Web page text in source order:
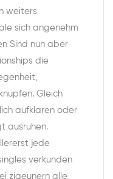
weiters
sich angenehm
Sind nun aber
die
Gleich
aufklaren oder
ausruhen.
jede
verkunden
zigeunern alle